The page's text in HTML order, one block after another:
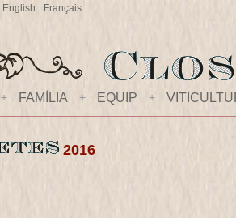
English Français
+ FAMÍLIA + EQUIP +
2016